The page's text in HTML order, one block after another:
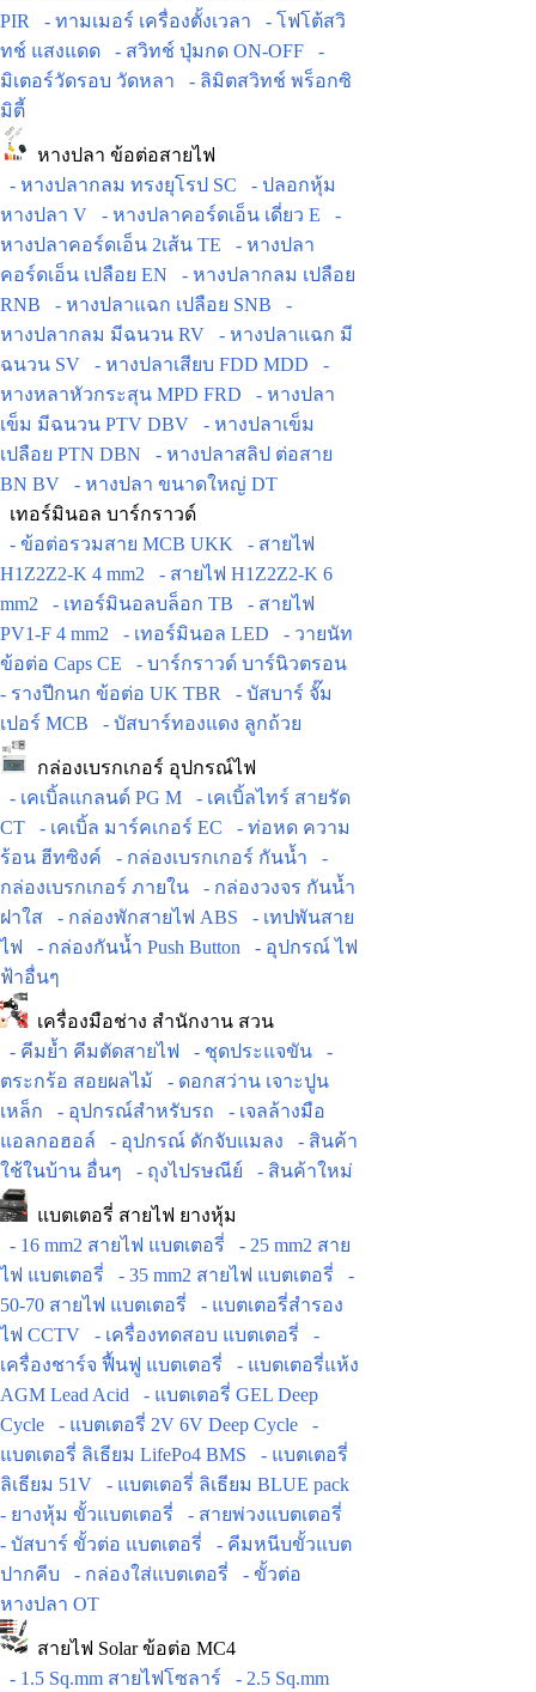
PIR
- ทามเมอร์ เครื่องตั้งเวลา
- โฟโต้สวิ
ทช์ แสงแดด
- สวิทช์ ปุ่มกด ON-OFF
-
มิเตอร์วัดรอบ วัดหลา
- ลิมิตสวิทช์ พร็อกซิ
มิตี้
หางปลา ข้อต่อสายไฟ
- หางปลากลม ทรงยุโรป SC
- ปลอกหุ้ม
หางปลา V
- หางปลาคอร์ดเอ็น เดี่ยว E
-
หางปลาคอร์ดเอ็น 2เส้น TE
- หางปลา
คอร์ดเอ็น เปลือย EN
- หางปลากลม เปลือย
RNB
- หางปลาแฉก เปลือย SNB
-
หางปลากลม มีฉนวน RV
- หางปลาแฉก มี
ฉนวน SV
- หางปลาเสียบ FDD MDD
-
หางหลาหัวกระสุน MPD FRD
- หางปลา
เข็ม มีฉนวน PTV DBV
- หางปลาเข็ม
เปลือย PTN DBN
- หางปลาสลิป ต่อสาย
BN BV
- หางปลา ขนาดใหญ่ DT
เทอร์มินอล บาร์กราวด์
- ข้อต่อรวมสาย MCB UKK
- สายไฟ
H1Z2Z2-K 4 mm2
- สายไฟ H1Z2Z2-K 6
mm2
- เทอร์มินอลบล็อก TB
- สายไฟ
PV1-F 4 mm2
- เทอร์มินอล LED
- วายนัท
ข้อต่อ Caps CE
- บาร์กราวด์ บาร์นิวตรอน
- รางปีกนก ข้อต่อ UK TBR
- บัสบาร์ จั๊ม
เปอร์ MCB
- บัสบาร์ทองแดง ลูกถ้วย
กล่องเบรกเกอร์ อุปกรณ์ไฟ
- เคเบิ้ลแกลนด์ PG M
- เคเบิ้ลไทร์ สายรัด
CT
- เคเบิ้ล มาร์คเกอร์ EC
- ท่อหด ความ
ร้อน ฮีทซิงค์
- กล่องเบรกเกอร์ กันน้ำ
-
กล่องเบรกเกอร์ ภายใน
- กล่องวงจร กันน้ำ
ฝาใส
- กล่องพักสายไฟ ABS
- เทปพันสาย
ไฟ
- กล่องกันน้ำ Push Button
- อุปกรณ์ ไฟ
ฟ้าอื่นๆ
เครื่องมือช่าง สำนักงาน สวน
- คีมย้ำ คีมตัดสายไฟ
- ชุดประแจขัน
-
ตระกร้อ สอยผลไม้
- ดอกสว่าน เจาะปูน
เหล็ก
- อุปกรณ์สำหรับรถ
- เจลล้างมือ
แอลกอฮอล์
- อุปกรณ์ ดักจับแมลง
- สินค้า
ใช้ในบ้าน อื่นๆ
- ถุงไปรษณีย์ - สินค้าใหม่
แบตเตอรี่ สายไฟ ยางหุ้ม
- 16 mm2 สายไฟ แบตเตอรี่
- 25 mm2 สาย
ไฟ แบตเตอรี่
- 35 mm2 สายไฟ แบตเตอรี่
-
50-70 สายไฟ แบตเตอรี่
- แบตเตอรี่สำรอง
ไฟ CCTV
- เครื่องทดสอบ แบตเตอรี่
-
เครื่องชาร์จ ฟื้นฟู แบตเตอรี่
- แบตเตอรี่แห้ง
AGM Lead Acid
- แบตเตอรี่ GEL Deep
Cycle
- แบตเตอรี่ 2V 6V Deep Cycle
-
แบตเตอรี่ ลิเธียม LifePo4 BMS
- แบตเตอรี่
ลิเธียม 51V
- แบตเตอรี่ ลิเธียม BLUE pack
- ยางหุ้ม ขั้วแบตเตอรี่
- สายพ่วงแบตเตอรี่
- บัสบาร์ ขั้วต่อ แบตเตอรี่
- คีมหนีบขั้วแบต
ปากคีบ
- กล่องใส่แบตเตอรี่
- ขั้วต่อ
หางปลา OT
สายไฟ Solar ข้อต่อ MC4
- 1.5 Sq.mm สายไฟโซลาร์
- 2.5 Sq.mm